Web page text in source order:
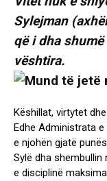
Sylejman
që i dha
vështira.
Këshillat, virtytet
Edhe Administrata
e njohën gjatë
Sylë dha
e disciplinë